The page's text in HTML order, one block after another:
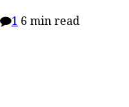
1 6 min read